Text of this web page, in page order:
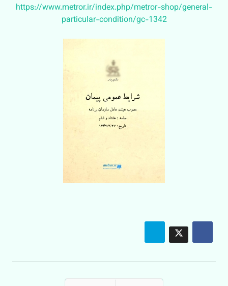
https://www.metror.ir/index.php/metror-shop/general-
particular-condition/gc-1342